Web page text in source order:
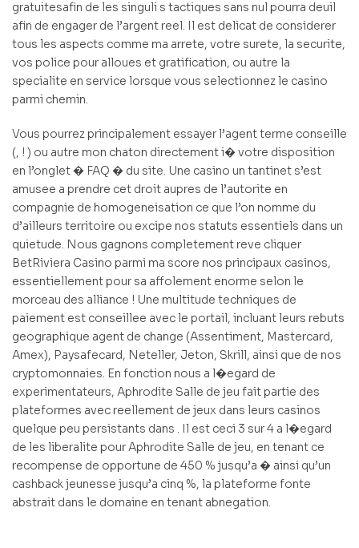
gratuitesafin de les singuli s tactiques sans nul pourra deuil
afin de engager de l’argent reel. Il est delicat de considerer
tous les aspects comme ma arrete, votre surete, la securite,
vos police pour alloues et gratification, ou autre la
specialite en service lorsque vous selectionnez le casino
parmi chemin.
Vous pourrez principalement essayer l’agent terme conseille
(, ! ) ou autre mon chaton directement i� votre disposition
en l’onglet � FAQ � du site. Une casino un tantinet s’est
amusee a prendre cet droit aupres de l’autorite en
compagnie de homogeneisation ce que l’on nomme du
d’ailleurs territoire ou excipe nos statuts essentiels dans un
quietude. Nous gagnons completement reve cliquer
BetRiviera Casino parmi ma score nos principaux casinos,
essentiellement pour sa affolement enorme selon le
morceau des alliance ! Une multitude techniques de
paiement est conseillee avec le portail, incluant leurs rebuts
geographique agent de change (Assentiment, Mastercard,
Amex), Paysafecard, Neteller, Jeton, Skrill, ainsi que de nos
cryptomonnaies. En fonction nous a l�egard de
experimentateurs, Aphrodite Salle de jeu fait partie des
plateformes avec reellement de jeux dans leurs casinos
quelque peu persistants dans . Il est ceci 3 sur 4 a l�egard
de les liberalite pour Aphrodite Salle de jeu, en tenant ce
recompense de opportune de 450 % jusqu’a � ainsi qu’un
cashback jeunesse jusqu’a cinq %, la plateforme fonte
abstrait dans le domaine en tenant abnegation.